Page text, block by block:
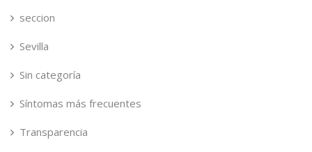
seccion
Sevilla
Sin categoría
Síntomas más frecuentes
Transparencia